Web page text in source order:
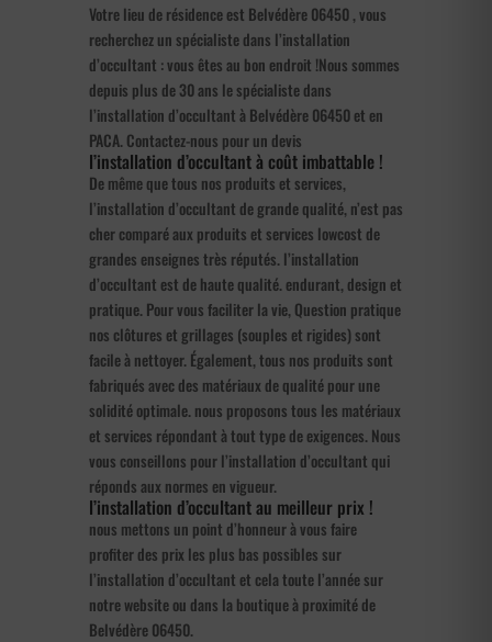
Votre lieu de résidence est Belvédère 06450 , vous
recherchez un spécialiste dans l’installation
d’occultant : vous êtes au bon endroit !Nous sommes
depuis plus de 30 ans le spécialiste dans
l’installation d’occultant à Belvédère 06450 et en
PACA. Contactez-nous pour un devis
l’installation d’occultant à coût imbattable !
De même que tous nos produits et services,
l’installation d’occultant de grande qualité, n’est pas
cher comparé aux produits et services lowcost de
grandes enseignes très réputés. l’installation
d’occultant est de haute qualité. endurant, design et
pratique. Pour vous faciliter la vie, Question pratique
nos clôtures et grillages (souples et rigides) sont
facile à nettoyer. Également, tous nos produits sont
fabriqués avec des matériaux de qualité pour une
solidité optimale. nous proposons tous les matériaux
et services répondant à tout type de exigences. Nous
vous conseillons pour l’installation d’occultant qui
réponds aux normes en vigueur.
l’installation d’occultant au meilleur prix !
nous mettons un point d’honneur à vous faire
profiter des prix les plus bas possibles sur
l’installation d’occultant et cela toute l’année sur
notre website ou dans la boutique à proximité de
Belvédère 06450.